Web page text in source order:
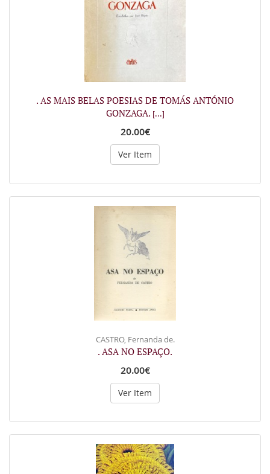
. AS MAIS BELAS POESIAS DE TOMÁS ANTÓNIO
GONZAGA. [...]
20.00€
Ver Item
CASTRO, Fernanda de.
. ASA NO ESPAÇO.
20.00€
Ver Item